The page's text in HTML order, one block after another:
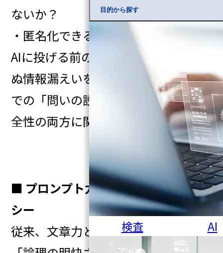
目的から探す
検査 AI
ないか？
・匿名化できる部分はないか？
AIに投げる前の数秒の確認が、思わ
ぬ情報漏えいを防ぎます。AIを使う上
での「問いの設計」は、便利さと安
全性の両方に関わるのです。
■ プロンプト力文章力＋情報リテラ
シー
従来、文章力とは「読みやすさ」や